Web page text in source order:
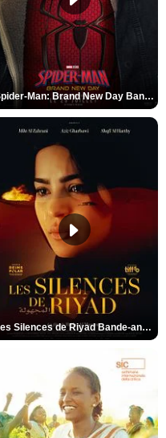
Spider-Man: Brand New Day Bande-annonce VO STFR
Les Silences de Riyad Bande-annonce VO STFR